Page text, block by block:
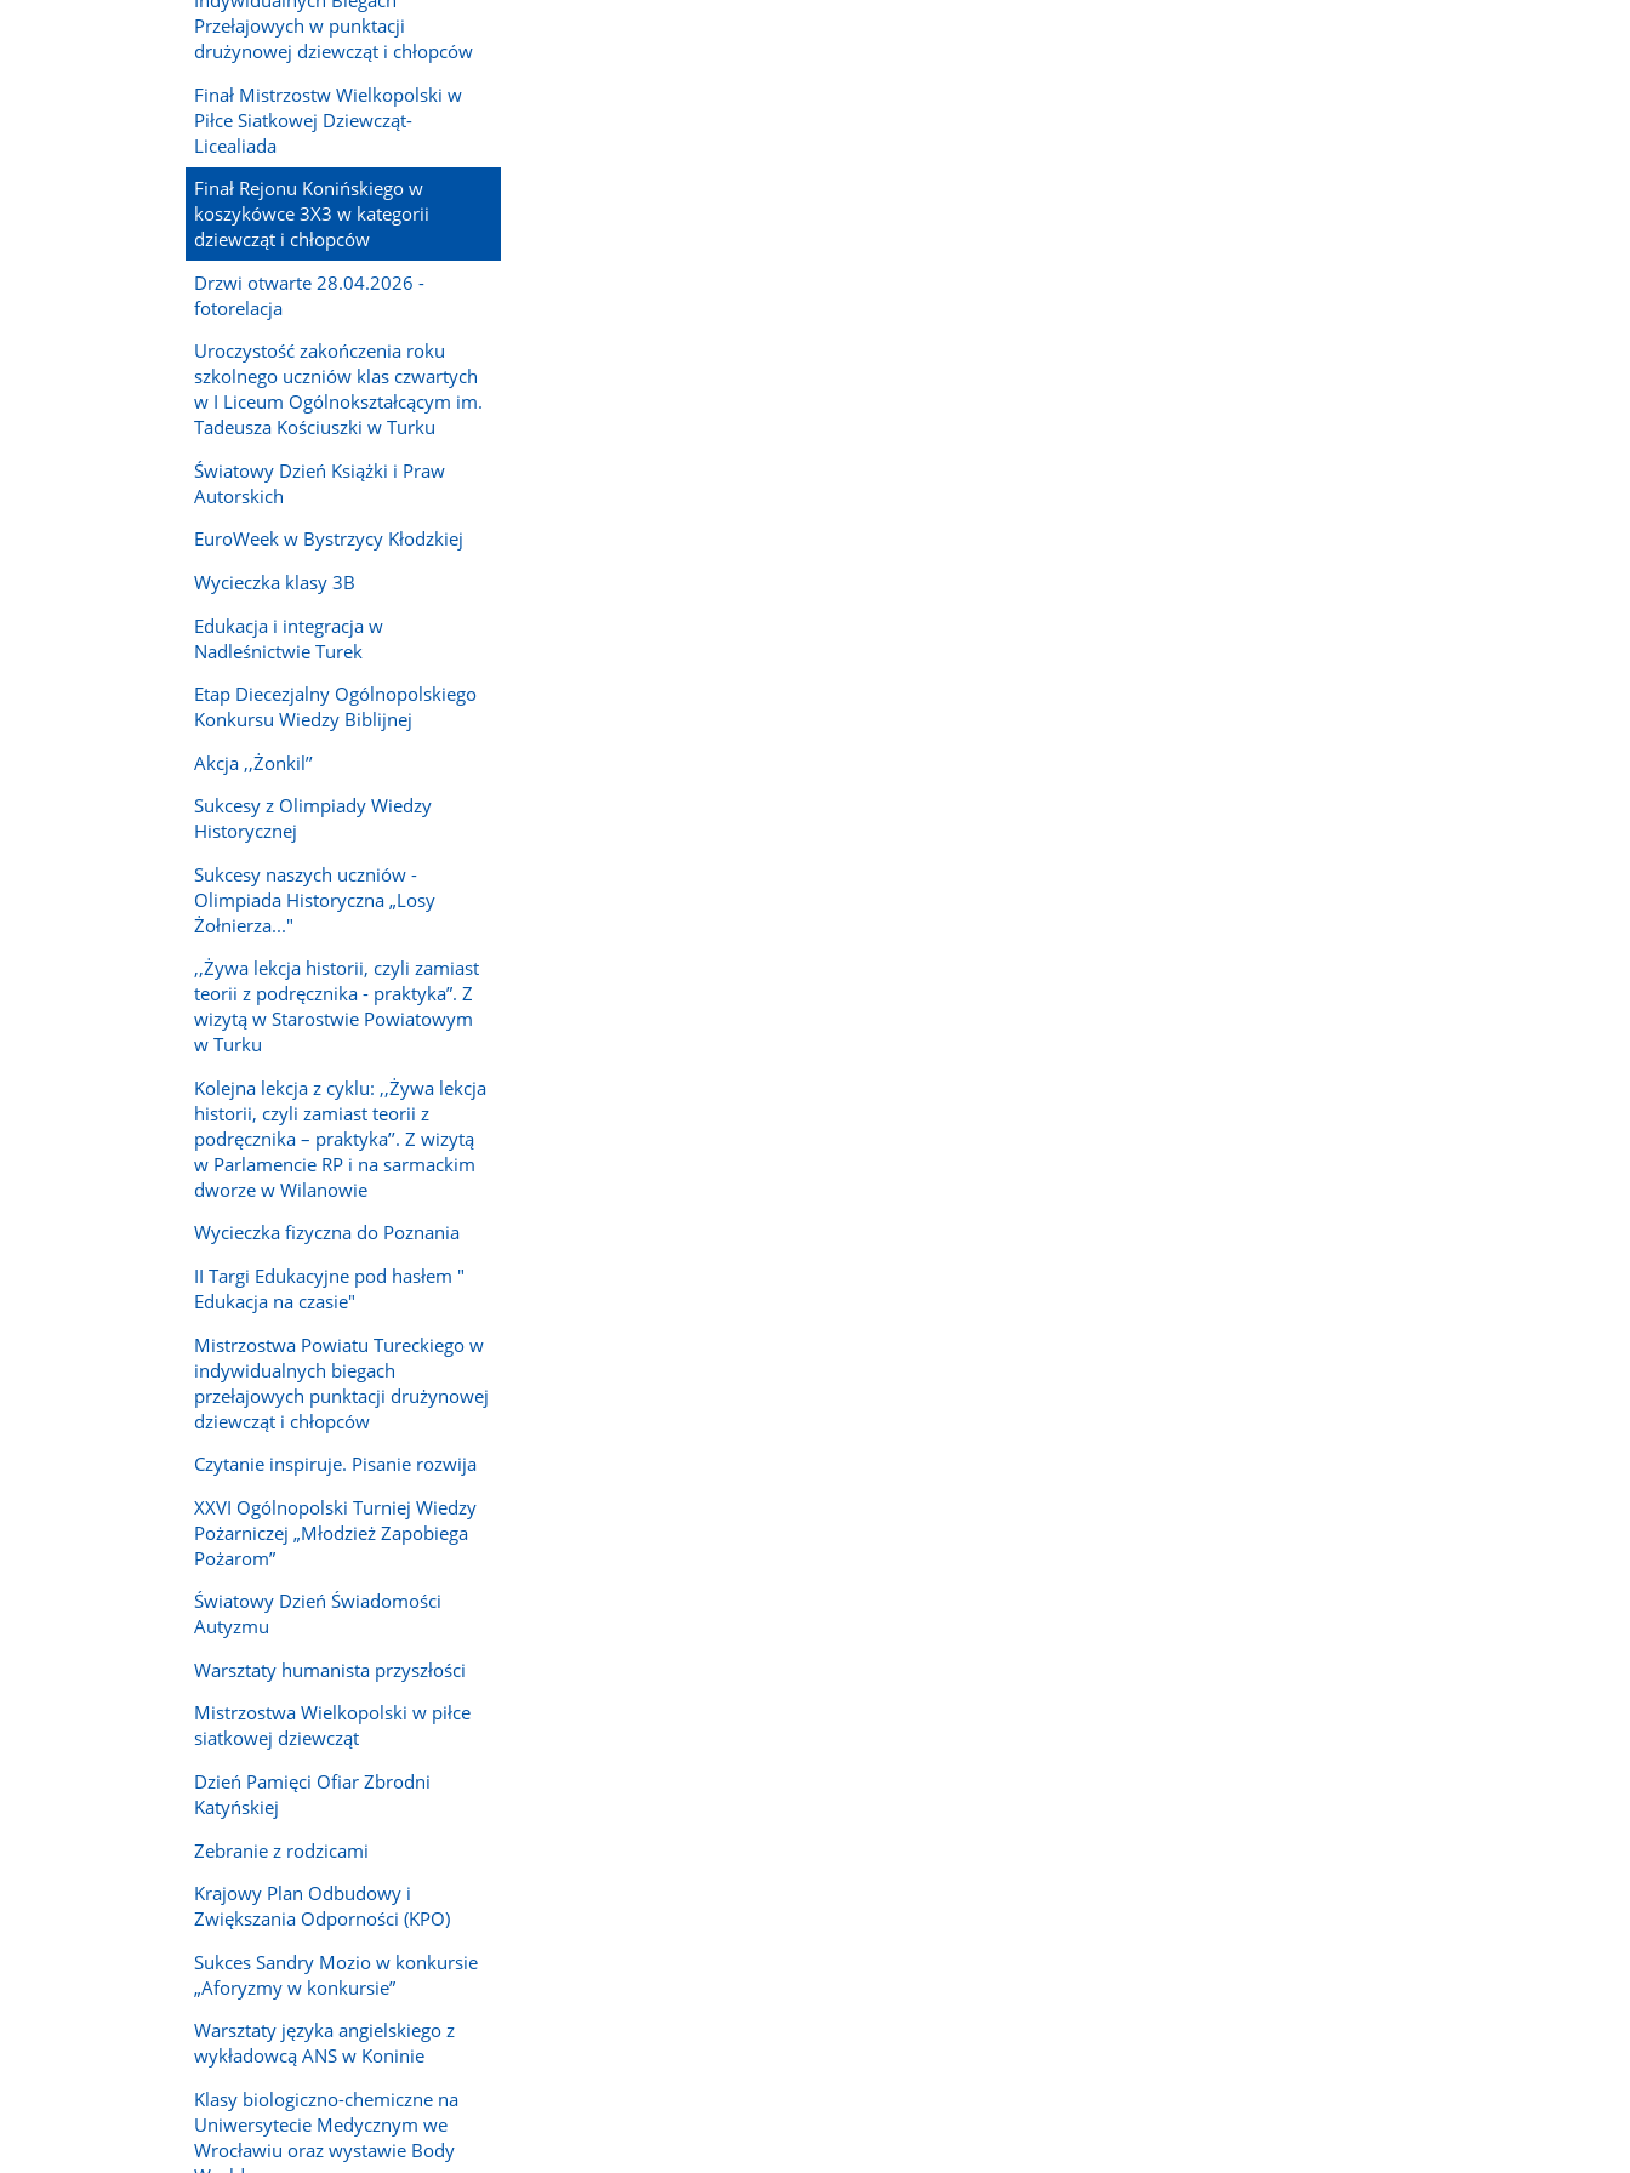
Przełajowych w punktacji
drużynowej dziewcząt i chłopców
Finał Mistrzostw Wielkopolski w
Piłce Siatkowej Dziewcząt-
Licealiada
Finał Rejonu Konińskiego w
koszykówce 3X3 w kategorii
dziewcząt i chłopców
Drzwi otwarte 28.04.2026 -
fotorelacja
Uroczystość zakończenia roku
szkolnego uczniów klas czwartych
w I Liceum Ogólnokształcącym im.
Tadeusza Kościuszki w Turku
Światowy Dzień Książki i Praw
Autorskich
EuroWeek w Bystrzycy Kłodzkiej
Wycieczka klasy 3B
Edukacja i integracja w
Nadleśnictwie Turek
Etap Diecezjalny Ogólnopolskiego
Konkursu Wiedzy Biblijnej
Akcja ,,Żonkil’’
Sukcesy z Olimpiady Wiedzy
Historycznej
Sukcesy naszych uczniów -
Olimpiada Historyczna „Losy
Żołnierza..."
,,Żywa lekcja historii, czyli zamiast
teorii z podręcznika - praktyka”. Z
wizytą w Starostwie Powiatowym
w Turku
Kolejna lekcja z cyklu: ,,Żywa lekcja
historii, czyli zamiast teorii z
podręcznika – praktyka’’. Z wizytą
w Parlamencie RP i na sarmackim
dworze w Wilanowie
Wycieczka fizyczna do Poznania
II Targi Edukacyjne pod hasłem "
Edukacja na czasie"
Mistrzostwa Powiatu Tureckiego w
indywidualnych biegach
przełajowych punktacji drużynowej
dziewcząt i chłopców
Czytanie inspiruje. Pisanie rozwija
XXVI Ogólnopolski Turniej Wiedzy
Pożarniczej „Młodzież Zapobiega
Pożarom”
Światowy Dzień Świadomości
Autyzmu
Warsztaty humanista przyszłości
Mistrzostwa Wielkopolski w piłce
siatkowej dziewcząt
Dzień Pamięci Ofiar Zbrodni
Katyńskiej
Zebranie z rodzicami
Krajowy Plan Odbudowy i
Zwiększania Odporności (KPO)
Sukces Sandry Mozio w konkursie
„Aforyzmy w konkursie”
Warsztaty języka angielskiego z
wykładowcą ANS w Koninie
Klasy biologiczno-chemiczne na
Uniwersytecie Medycznym we
Wrocławiu oraz wystawie Body